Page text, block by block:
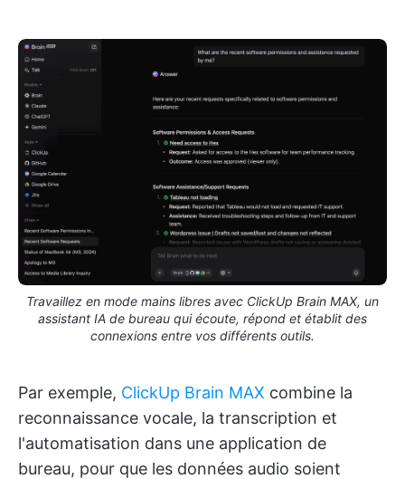
Travaillez en mode mains libres avec ClickUp Brain MAX, un
assistant IA de bureau qui écoute, répond et établit des
connexions entre vos différents outils.
Par exemple, ClickUp Brain MAX combine la
reconnaissance vocale, la transcription et
l'automatisation dans une application de
bureau, pour que les données audio soient